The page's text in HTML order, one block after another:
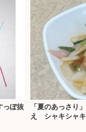
っぽ抜
「夏のあっさり
え シャキシャ